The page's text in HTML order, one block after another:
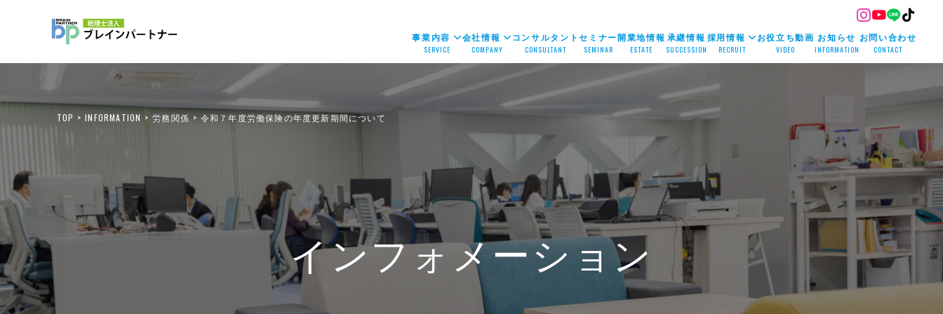
SERVICE
事業内容
COMPANY
会社情報
CONSULTANT
コンサルタント
SEMINAR
セミナー
ESTATE
開業地情報
SUCCESSION
承継情報
RECRUIT
採用情報
VIDEO
お役立ち動画
INFORMATION
お知らせ
CONTACT
お問い合わせ
TOP INFORMATION 労務関係 令和７年度労働保険の年度更新期間について
インフォメーション